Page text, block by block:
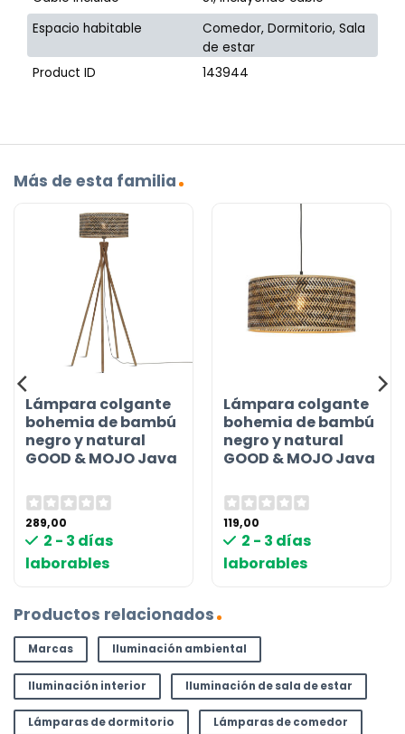
Espacio habitable
Comedor, Dormitorio, Sala
de estar
Product ID
143944
Más de esta familia
Lámpara colgante
bohemia de bambú
negro y natural
GOOD & MOJO Java
289,00
2 - 3 días
laborables
Lámpara colgante
bohemia de bambú
negro y natural
GOOD & MOJO Java
119,00
2 - 3 días
laborables
Productos relacionados
Marcas Iluminación ambiental
Iluminación interior Iluminación de sala de estar
Lámparas de dormitorio Lámparas de comedor